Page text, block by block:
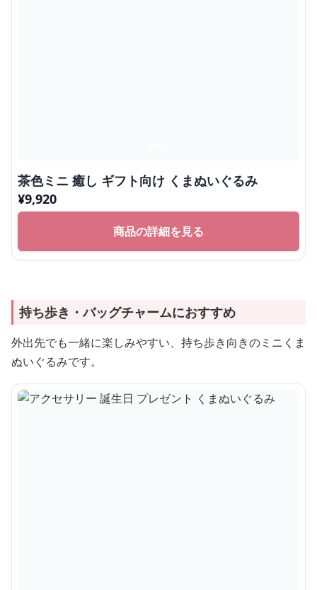
茶色ミニ 癒し ギフト向け くまぬいぐるみ
¥9,920
商品の詳細を見る
持ち歩き・バッグチャームにおすすめ
外出先でも一緒に楽しみやすい、持ち歩き向きのミニくま
ぬいぐるみです。